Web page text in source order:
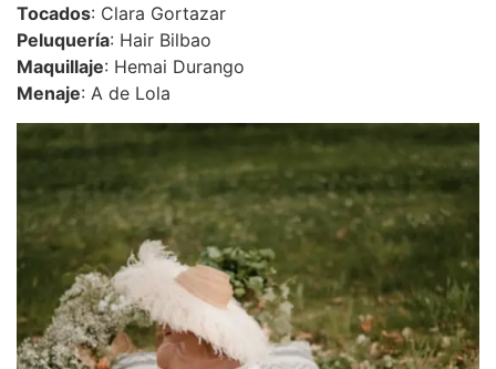
Tocados: Clara Gortazar
Peluquería: Hair Bilbao
Maquillaje: Hemai Durango
Menaje: A de Lola